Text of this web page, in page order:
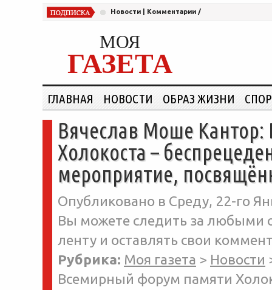
Новости Комментарии /
МОЯ
ГАЗЕТА
ГЛАВНАЯ НОВОСТИ ОБРАЗ ЖИЗНИ
Вячеслав Моше
Холокоста –
мероприятие,
Опубликовано в Среду, 22-го
Вы можете следить за любыми
ленту и оставлять свои
Рубрика: Моя газета > Новости
Всемирный форум памяти